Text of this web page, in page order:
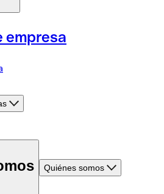
empresa
Quiénes somos